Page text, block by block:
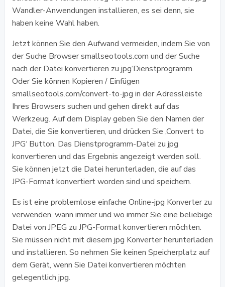
Wandler-Anwendungen installieren, es sei denn, sie
haben keine Wahl haben.
Jetzt können Sie den Aufwand vermeiden, indem Sie von
der Suche Browser smallseotools.com und der Suche
nach der Datei konvertieren zu jpg‘Dienstprogramm.
Oder Sie können Kopieren / Einfügen
smallseotools.com/convert-to-jpg in der Adressleiste
Ihres Browsers suchen und gehen direkt auf das
Werkzeug. Auf dem Display geben Sie den Namen der
Datei, die Sie konvertieren, und drücken Sie ‚Convert to
JPG‘ Button. Das Dienstprogramm-Datei zu jpg
konvertieren und das Ergebnis angezeigt werden soll.
Sie können jetzt die Datei herunterladen, die auf das
JPG-Format konvertiert worden sind und speichern.
Es ist eine problemlose einfache Online-jpg Konverter zu
verwenden, wann immer und wo immer Sie eine beliebige
Datei von JPEG zu JPG-Format konvertieren möchten.
Sie müssen nicht mit diesem jpg Konverter herunterladen
und installieren. So nehmen Sie keinen Speicherplatz auf
dem Gerät, wenn Sie Datei konvertieren möchten
gelegentlich jpg.